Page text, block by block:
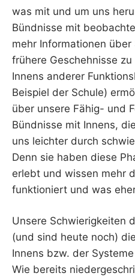
was mit und um uns
Bündnisse mit
mehr Informationen
frühere Geschehnisse
Innens anderer
Beispiel der Schule)
über unsere Fähig- und
Bündnisse mit Innens,
uns leichter durch
Denn sie haben diese
erlebt und wissen mehr
funktioniert und was
Unsere Schwierigkeiten
(und sind heute noch)
Innens bzw. der
Wie bereits